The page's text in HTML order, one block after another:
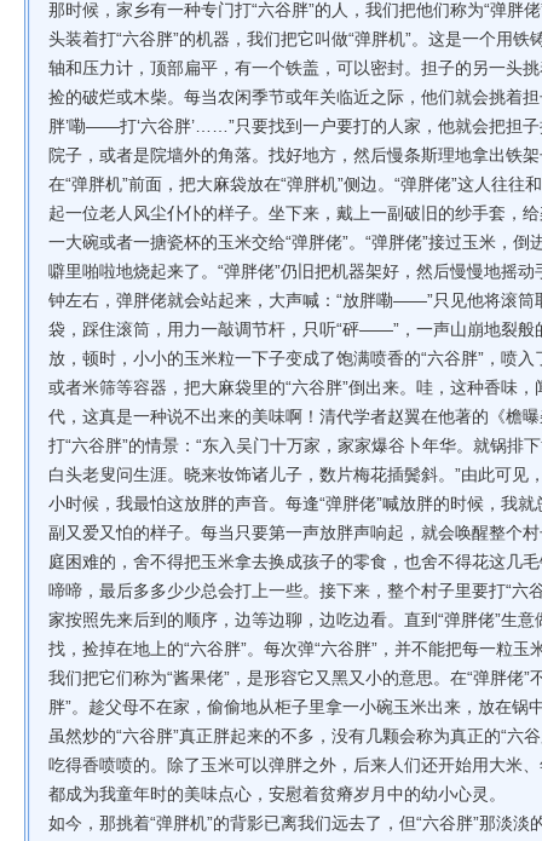
那时候，家乡有一种专门打“六谷胖”的人，我们把他们称为“弹胖
头装着打“六谷胖”的机器，我们把它叫做“弹胖机”。这是一个用
轴和压力计，顶部扁平，有一个铁盖，可以密封。担子的另一头
捡的破烂或木柴。每当农闲季节或年关临近之际，他们就会挑着
胖’嘞——打‘六谷胖’……”只要找到一户要打的人家，他就会把担
院子，或者是院墙外的角落。找好地方，然后慢条斯理地拿出铁
在“弹胖机”前面，把大麻袋放在“弹胖机”侧边。“弹胖佬”这人往往
起一位老人风尘仆仆的样子。坐下来，戴上一副破旧的纱手套，
一大碗或者一搪瓷杯的玉米交给“弹胖佬”。“弹胖佬”接过玉米，
噼里啪啦地烧起来了。“弹胖佬”仍旧把机器架好，然后慢慢地摇
钟左右，弹胖佬就会站起来，大声喊：“放胖嘞——”只见他将滚
袋，踩住滚筒，用力一敲调节杆，只听“砰——”，一声山崩地裂
放，顿时，小小的玉米粒一下子变成了饱满喷香的“六谷胖”，喷
或者米筛等容器，把大麻袋里的“六谷胖”倒出来。哇，这种香味
代，这真是一种说不出来的美味啊！清代学者赵翼在他著的《檐
打“六谷胖”的情景：“东入吴门十万家，家家爆谷卜年华。就锅排
白头老叟问生涯。晓来妆饰诸儿子，数片梅花插鬓斜。”由此可见
小时候，我最怕这放胖的声音。每逢“弹胖佬”喊放胖的时候，我
副又爱又怕的样子。每当只要第一声放胖声响起，就会唤醒整个
庭困难的，舍不得把玉米拿去换成孩子的零食，也舍不得花这几
啼啼，最后多多少少总会打上一些。接下来，整个村子里要打“六
家按照先来后到的顺序，边等边聊，边吃边看。直到“弹胖佬”生
找，捡掉在地上的“六谷胖”。每次弹“六谷胖”，并不能把每一粒
我们把它们称为“酱果佬”，是形容它又黑又小的意思。在“弹胖佬
胖”。趁父母不在家，偷偷地从柜子里拿一小碗玉米出来，放在
虽然炒的“六谷胖”真正胖起来的不多，没有几颗会称为真正的“六
吃得香喷喷的。除了玉米可以弹胖之外，后来人们还开始用大米
都成为我童年时的美味点心，安慰着贫瘠岁月中的幼小心灵。
如今，那挑着“弹胖机”的背影已离我们远去了，但“六谷胖”那淡